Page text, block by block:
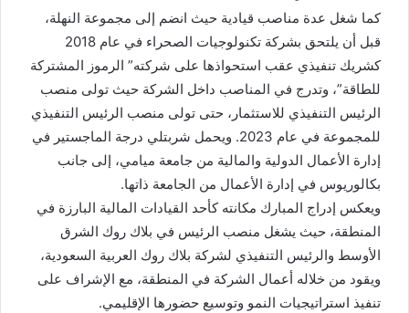
كما شغل عدة مناصب قيادية حيث انضم إلى مجموعة النهلة،
قبل أن يلتحق بشركة تكنولوجيات الصحراء في عام 2018
كشريك تنفيذي عقب استحواذها على شركته” الرموز المشتركة
للطاقة”، وتدرج في المناصب داخل الشركة حيث تولى منصب
الرئيس التنفيذي للاستثمار، حتى تولى منصب الرئيس التنفيذي
للمجموعة في عام 2023. ويحمل شربتلي درجة الماجستير في
إدارة الأعمال الدولية والمالية من جامعة ميامي، إلى جانب
بكالوريوس في إدارة الأعمال من الجامعة ذاتها.
ويعكس إدراج المبارك مكانته كأحد القيادات المالية البارزة في
المنطقة، حيث يشغل منصب الرئيس في بلاك روك الشرق
الأوسط والرئيس التنفيذي لشركة بلاك روك العربية السعودية،
ويقود من خلاله أعمال الشركة في المنطقة، مع الإشراف على
تنفيذ استراتيجيات النمو وتوسيع حضورها الإقليمي.